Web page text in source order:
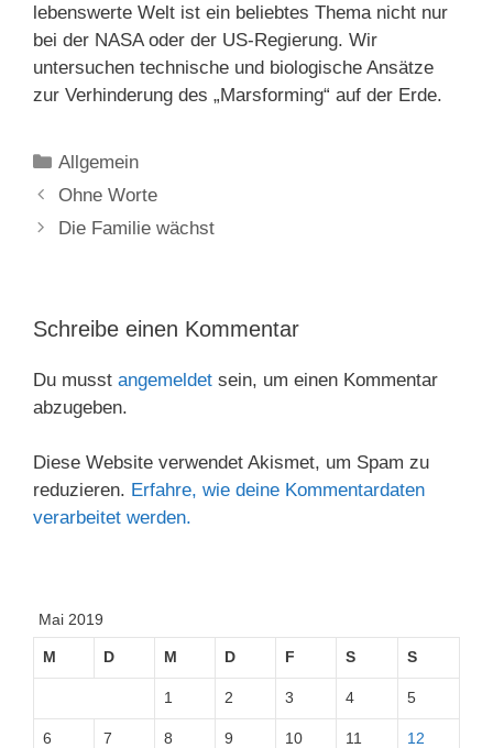
lebenswerte Welt ist ein beliebtes Thema nicht nur
bei der NASA oder der US-Regierung. Wir
untersuchen technische und biologische Ansätze
zur Verhinderung des „Marsforming“ auf der Erde.
Kategorien
Allgemein
Ohne Worte
Die Familie wächst
Schreibe einen Kommentar
Du musst angemeldet sein, um einen Kommentar
abzugeben.
Diese Website verwendet Akismet, um Spam zu
reduzieren. Erfahre, wie deine Kommentardaten
verarbeitet werden.
Mai 2019
M D M D F S S
1 2 3 4 5
6 7 8 9 10 11 12